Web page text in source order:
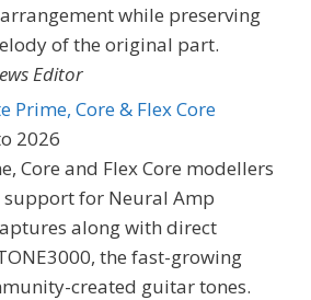
while preserving
of the original part.
Editor
Prime, Core & Flex Core
2026
Core and Flex Core modellers
support for Neural Amp
along with direct
the fast-growing
created guitar tones.